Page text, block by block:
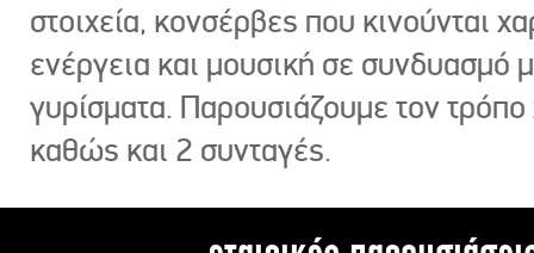
στοιχεία, κονσέρβες που κινούνται
ενέργεια και μουσική σε συνδυασμό
γυρίσματα. Παρουσιάζουμε τον
καθώς και 2 συνταγές.